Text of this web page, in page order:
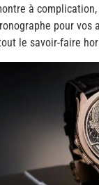
à
pour
le savoir-faire